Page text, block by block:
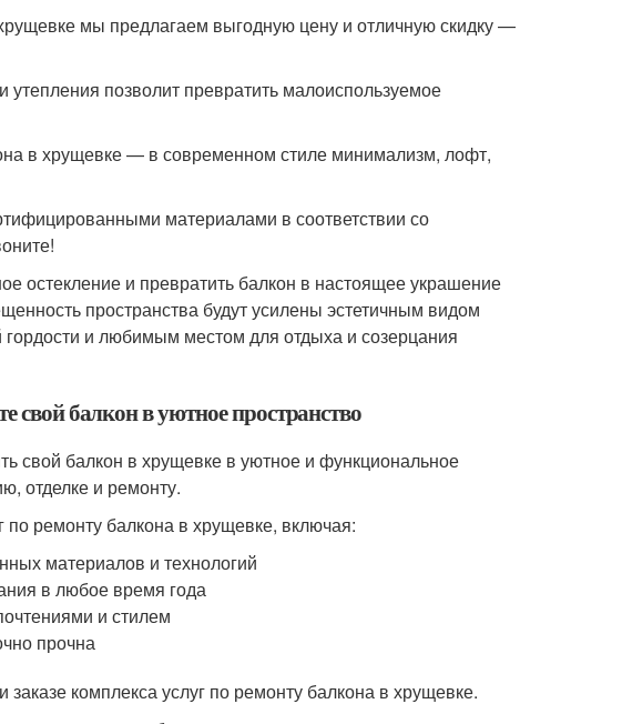
мы предлагаем выгодную цену и отличную скидку —
позволит превратить малоиспользуемое
в хрущевке — в современном стиле минимализм, лофт,
материалами в соответствии со
остекление и превратить балкон в настоящее украшение
пространства будут усилены эстетичным видом
и любимым местом для отдыха и созерцания
свой балкон в уютное пространство
свой балкон в хрущевке в уютное и функциональное
отделке и ремонту.
ремонту балкона в хрущевке, включая:
материалов и технологий
в любое время года
и стилем
прочна
комплекса услуг по ремонту балкона в хрущевке.